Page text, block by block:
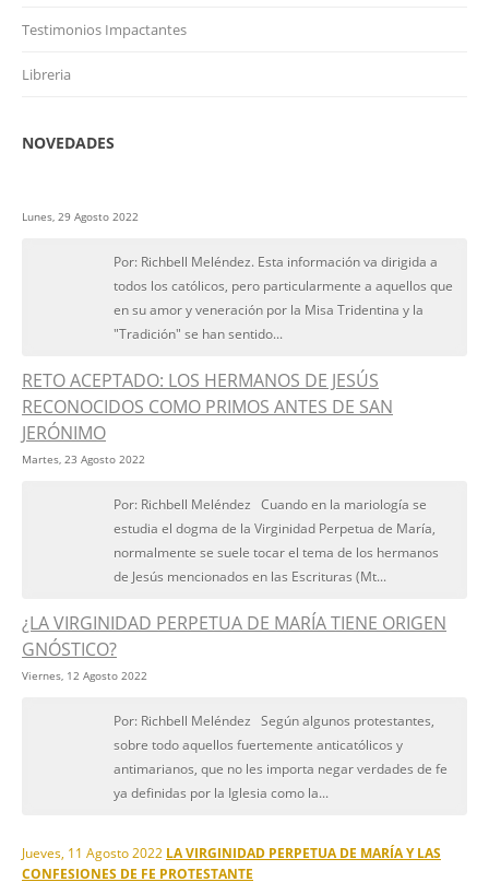
Testimonios Impactantes
Libreria
NOVEDADES
Lunes, 29 Agosto 2022
Por: Richbell Meléndez. Esta información va dirigida a
todos los católicos, pero particularmente a aquellos que
en su amor y veneración por la Misa Tridentina y la
"Tradición" se han sentido...
RETO ACEPTADO: LOS HERMANOS DE JESÚS
RECONOCIDOS COMO PRIMOS ANTES DE SAN
JERÓNIMO
Martes, 23 Agosto 2022
Por: Richbell Meléndez Cuando en la mariología se
estudia el dogma de la Virginidad Perpetua de María,
normalmente se suele tocar el tema de los hermanos
de Jesús mencionados en las Escrituras (Mt...
¿LA VIRGINIDAD PERPETUA DE MARÍA TIENE ORIGEN
GNÓSTICO?
Viernes, 12 Agosto 2022
Por: Richbell Meléndez Según algunos protestantes,
sobre todo aquellos fuertemente anticatólicos y
antimarianos, que no les importa negar verdades de fe
ya definidas por la Iglesia como la...
Jueves, 11 Agosto 2022 LA VIRGINIDAD PERPETUA DE MARÍA Y LAS
CONFESIONES DE FE PROTESTANTE